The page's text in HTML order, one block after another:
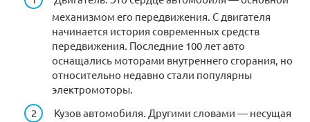
механизмом его передвижения. С двигателя
начинается история современных средств
передвижения. Последние 100 лет авто
оснащались моторами внутреннего сгорания, но
относительно недавно стали популярны
электромоторы.
Кузов автомобиля. Другими словами — несущая